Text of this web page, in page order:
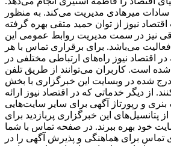
سادات میرهادی مدیریت می‌کند. به منظور
نیوز از توان حمید متقی بهره گرفته
نیز در سمت مدیریت روابط عمومی این
می‌باشد. برای برقراری تماس با هر
نیوز راه‌های ارتباطی مختلفی در
شده است. کاربران می‌توانند از طریق تلفن
شده در وبسایت این خبرگزاری با بخش
از دیگر خدماتی که در اقتصاد نیوز ارائه
بنری و رپورتاژ آگهی برای سایر سایت‌هایی
پتانسیل‌های این خبرگزاری پربازدید برای
خود بهره ببرند. در صفحه تماس با شما
تماس برای هماهنگی و پذیرش آگهی را در